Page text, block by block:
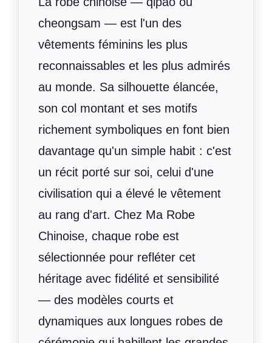
cheongsam — est l'un des
vêtements féminins les plus
reconnaissables et les plus admirés
au monde. Sa silhouette élancée,
son col montant et ses motifs
richement symboliques en font bien
davantage qu'un simple habit : c'est
un récit porté sur soi, celui d'une
civilisation qui a élevé le vêtement
au rang d'art. Chez Ma Robe
Chinoise, chaque robe est
sélectionnée pour refléter cet
héritage avec fidélité et sensibilité
— des modèles courts et
dynamiques aux longues robes de